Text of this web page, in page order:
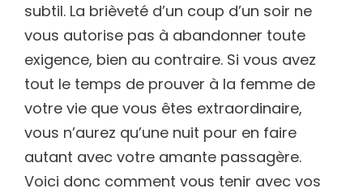
subtil. La brièveté d’un coup d’un soir ne
vous autorise pas à abandonner toute
exigence, bien au contraire. Si vous avez
tout le temps de prouver à la femme de
votre vie que vous êtes extraordinaire,
vous n’aurez qu’une nuit pour en faire
autant avec votre amante passagère.
Voici donc comment vous tenir avec vos